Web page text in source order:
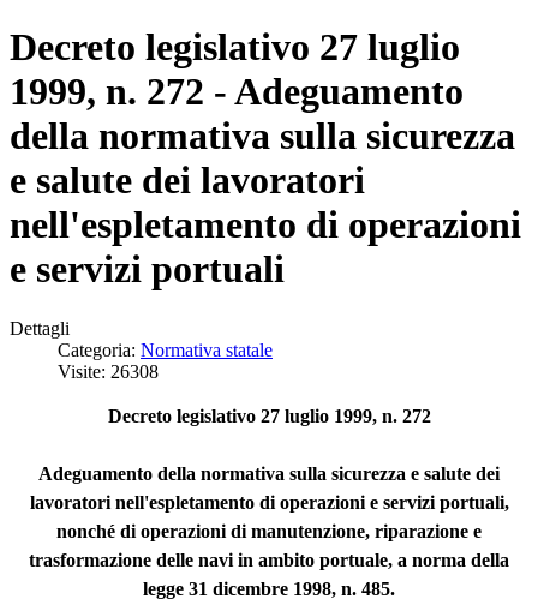
Decreto legislativo 27 luglio
1999, n. 272 - Adeguamento
della normativa sulla sicurezza
e salute dei lavoratori
nell'espletamento di operazioni
e servizi portuali
Dettagli
Categoria: Normativa statale
Visite: 26308
Decreto legislativo 27 luglio 1999, n. 272
Adeguamento della normativa sulla sicurezza e salute dei
lavoratori nell'espletamento di operazioni e servizi portuali,
nonché di operazioni di manutenzione, riparazione e
trasformazione delle navi in ambito portuale, a norma della
legge 31 dicembre 1998, n. 485.